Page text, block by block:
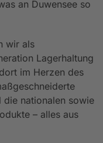
an Duwensee so
wir als
Lagerhaltung
im Herzen des
die nationalen sowie
– alles aus